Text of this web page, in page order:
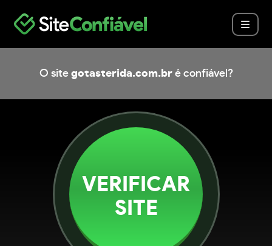
O site gotasterida.com.bré confiável?
VERIFICAR
SITE